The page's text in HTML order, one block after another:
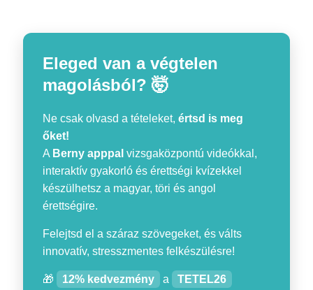
Eleged van a végtelen
magolásból? 🤯
Ne csak olvasd a tételeket,értsd is meg
őket!
A Berny apppal vizsgaközpontú videókkal,
interaktív gyakorló és érettségi kvízekkel
készülhetsz a magyar, töri és angol
érettségire.
Felejtsd el a száraz szövegeket, és válts
innovatív, stresszmentes felkészülésre!
🎁 12% kedvezmény a
TETEL26